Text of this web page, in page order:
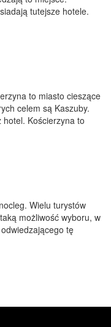
tutejsze hotele.
to miasto cieszące
celem są Kaszuby.
Kościerzyna to
Wielu turystów
możliwość wyboru, w
tę